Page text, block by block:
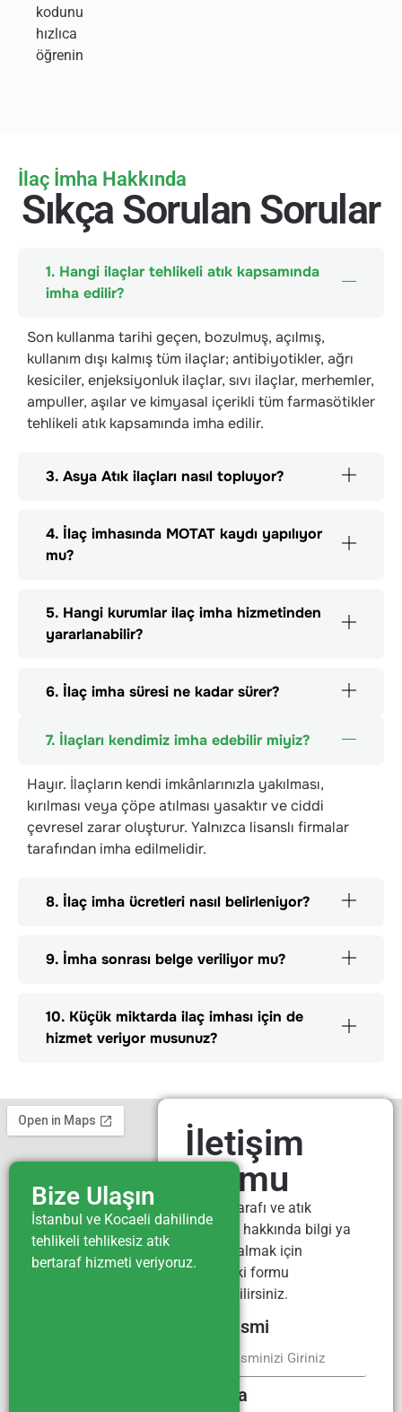
kodunu
hızlıca
öğrenin
İlaç İmha Hakkında
Sıkça Sorulan Sorular
1. Hangi ilaçlar tehlikeli atık kapsamında
imha edilir?
Son kullanma tarihi geçen, bozulmuş, açılmış,
kullanım dışı kalmış tüm ilaçlar; antibiyotikler, ağrı
kesiciler, enjeksiyonluk ilaçlar, sıvı ilaçlar, merhemler,
ampuller, aşılar ve kimyasal içerikli tüm farmasötikler
tehlikeli atık kapsamında imha edilir.
3. Asya Atık ilaçları nasıl topluyor?
4. İlaç imhasında MOTAT kaydı yapılıyor
mu?
5. Hangi kurumlar ilaç imha hizmetinden
yararlanabilir?
6. İlaç imha süresi ne kadar sürer?
7. İlaçları kendimiz imha edebilir miyiz?
Hayır. İlaçların kendi imkânlarınızla yakılması,
kırılması veya çöpe atılması yasaktır ve ciddi
çevresel zarar oluşturur. Yalnızca lisanslı firmalar
tarafından imha edilmelidir.
8. İlaç imha ücretleri nasıl belirleniyor?
9. İmha sonrası belge veriliyor mu?
10. Küçük miktarda ilaç imhası için de
hizmet veriyor musunuz?
Bize Ulaşın
İstanbul ve Kocaeli dahilinde
tehlikeli tehlikesiz atık
bertaraf hizmeti veriyoruz.
İletişim
Formu
Atık bertarafı ve atık
yönetimi hakkında bilgi ya
da fiyat almak için
aşağıdaki formu
kullanabilirsiniz.
Firma İsmi
E-Posta